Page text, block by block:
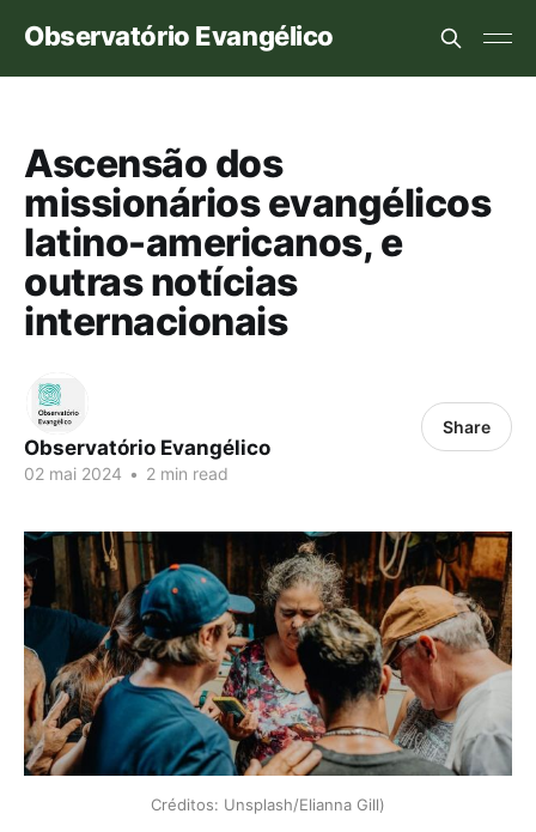
Observatório Evangélico
Ascensão dos
missionários evangélicos
latino-americanos, e
outras notícias
internacionais
Observatório Evangélico
02 mai 2024 • 2 min read
Share
Créditos: Unsplash/Elianna Gill)